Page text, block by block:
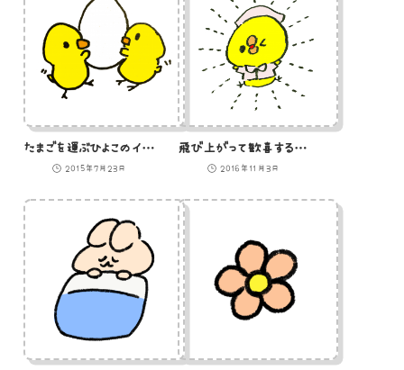
たまごを運ぶひよこのイラスト
2015年7月23日
飛び上がって歓喜するひよこ看護師のイラスト
2016年11月3日